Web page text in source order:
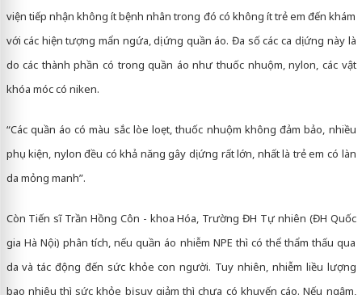
viện tiếp nhận không ít bệnh nhân trong đó có không ít trẻ em đến khám
với các hiện tượng mẩn ngứa, dị ứng quần áo. Đa số các ca dị ứng này là
do các thành phần có trong quần áo như thuốc nhuộm, nylon, các vật
khóa móc có niken.
“Các quần áo có màu sắc lòe loẹt, thuốc nhuộm không đảm bảo, nhiều
phụ kiện, nylon đều có khả năng gây dị ứng rất lớn, nhất là trẻ em có làn
da mỏng manh”.
Còn Tiến sĩ Trần Hồng Côn - khoa Hóa, Trường ĐH Tự nhiên (ĐH Quốc
gia Hà Nội) phân tích, nếu quần áo nhiễm NPE thì có thể thẩm thấu qua
da và tác động đến sức khỏe con người. Tuy nhiên, nhiễm liều lượng
bao nhiêu thì sức khỏe bị suy giảm thì chưa có khuyến cáo. Nếu ngậm,